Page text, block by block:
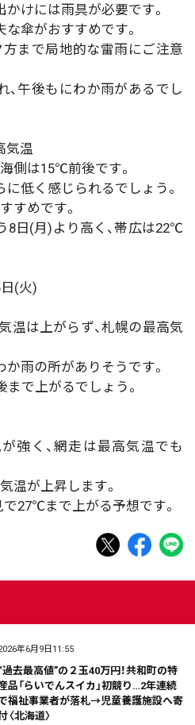
けには雨具が必要です。
傘がおすすめです。
まで局地的な雷雨にご注意
、午後もにわか雨があるでし
気温
側は15℃前後です。
低く感じられるでしょう。
すめです。
8日(月)より高く、帯広は22℃
(火)
は上がらず、札幌の最高気
雨の所がありそうです。
で上がるでしょう。
強く、網走は最高気温でも
温が上昇します。
27℃まで上がる予想です。
年6月9日11:55
過去最高値”の２玉40万円！共和町の特
品「らいでんスイカ」初競り…2年連続
福祉事業者が落札→児童養護施設へ寄
〈北海道〉